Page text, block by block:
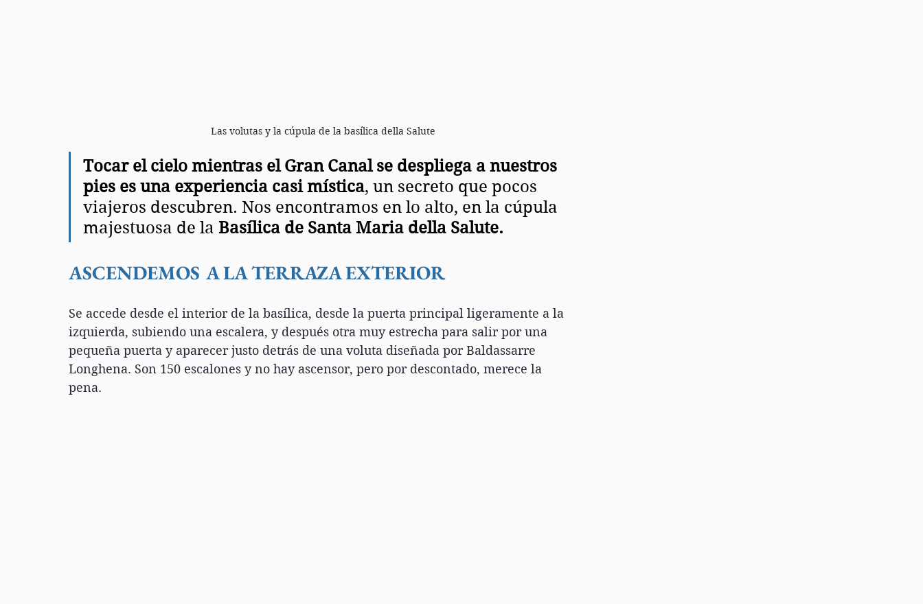
Las volutas y la cúpula de la basílica della Salute
Tocar el cielo mientras el Gran Canal se despliega a nuestros
pies es una experiencia casi mística, un secreto que pocos
viajeros descubren. Nos encontramos en lo alto, en la cúpula
majestuosa de la Basílica de Santa Maria della Salute.
ASCENDEMOS A LA TERRAZA EXTERIOR
Se accede desde el interior de la basílica, desde la puerta principal ligeramente a la
izquierda, subiendo una escalera, y después otra muy estrecha para salir por una
pequeña puerta y aparecer justo detrás de una voluta diseñada por Baldassarre
Longhena. Son 150 escalones y no hay ascensor, pero por descontado, merece la
pena.